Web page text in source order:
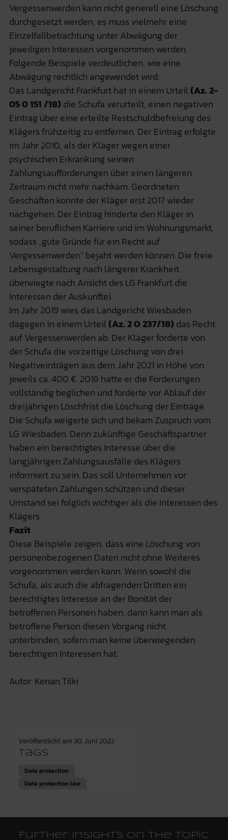
Vergessenwerden kann nicht generell eine Löschung
durchgesetzt werden, es muss vielmehr eine
Einzelfallbetrachtung unter Abwägung der
jeweiligen Interessen vorgenommen werden.
Folgende Beispiele verdeutlichen, wie eine
Abwägung rechtlich angewendet wird:
Das Landgericht Frankfurt hat in einem Urteil(Az. 2-
05 0 151 /18) die Schufa verurteilt, einen negativen
Eintrag über eine erteilte Restschuldbefreiung des
Klägers frühzeitig zu entfernen. Der Eintrag erfolgte
im Jahr 2010, als der Kläger wegen einer
psychischen Erkrankung seinen
Zahlungsaufforderungen über einen längeren
Zeitraum nicht mehr nachkam. Geordneten
Geschäften konnte der Kläger erst 2017 wieder
nachgehen. Der Eintrag hinderte den Kläger in
seiner beruflichen Karriere und im Wohnungsmarkt,
sodass „gute Gründe für ein Recht auf
Vergessenwerden“ bejaht werden können. Die freie
Lebensgestaltung nach längerer Krankheit
überwiegte nach Ansicht des LG Frankfurt die
Interessen der Auskunftei.
Im Jahr 2019 wies das Landgericht Wiesbaden
dagegen in einem Urteil(Az. 2 O 237/18) das Recht
auf Vergessenwerden ab. Der Kläger forderte von
der Schufa die vorzeitige Löschung von drei
Negativeinträgen aus dem Jahr 2021 in Höhe von
jeweils ca. 400 €. 2018 hatte er die Forderungen
vollständig beglichen und forderte vor Ablauf der
dreijährigen Löschfrist die Löschung der Einträge.
Die Schufa weigerte sich und bekam Zuspruch vom
LG Wiesbaden. Denn zukünftige Geschäftspartner
haben ein berechtigtes Interesse über die
langjährigen Zahlungsausfälle des Klägers
informiert zu sein. Das soll Unternehmen vor
verspäteten Zahlungen schützen und dieser
Umstand sei folglich wichtiger als die Interessen des
Klägers.
Fazit
Diese Beispiele zeigen, dass eine Löschung von
personenbezogenen Daten nicht ohne Weiteres
vorgenommen werden kann. Wenn sowohl die
Schufa, als auch die abfragenden Dritten ein
berechtigtes Interesse an der Bonität der
betroffenen Personen haben, dann kann man als
betroffene Person diesen Vorgang nicht
unterbinden, sofern man keine überwiegenden
berechtigen Interessen hat.
Autor: Kenan Tilki
Veröffentlicht am 30. Juni 2022
Tags
Data protection
Data protection law
Further insights on the topic